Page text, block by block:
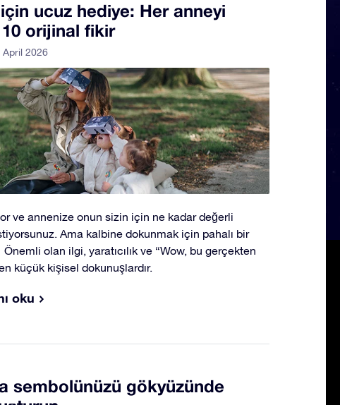
ucuz hediye: Her anneyi
orijinal fikir
April 2026
ve annenize onun sizin için ne kadar değerli
Ama kalbine dokunmak için pahalı bir
olan ilgi, yaratıcılık ve “Wow, bu gerçekten
küçük kişisel dokunuşlardır.
oku
sembolünüzü gökyüzünde